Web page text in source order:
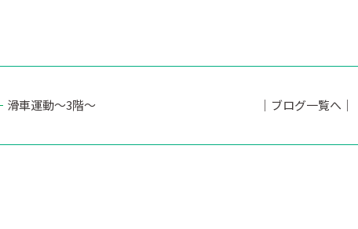
滑車運動～3階～ ｜ブログ一覧へ｜